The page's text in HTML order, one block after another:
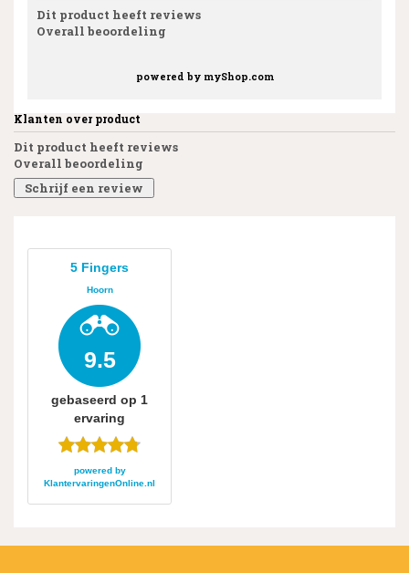
Dit product heeft reviews
Overall beoordeling
powered by myShop.com
Klanten over product
Dit product heeft reviews
Overall beoordeling
Schrijf een review
5 Fingers
Hoorn
9.5
gebaseerd op 1
ervaring
powered by
KlantervaringenOnline.nl